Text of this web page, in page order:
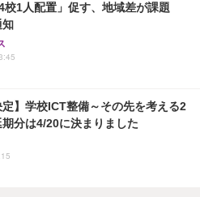
校1人配置」促す、地域差が課題
定】学校ICT整備～その先を考える2
期分は4/20に決まりました